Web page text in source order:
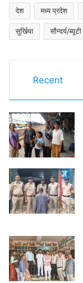
देश मध्य प्रदेश
सुर्खिया सौन्दर्य/ब्यूटी
Recent